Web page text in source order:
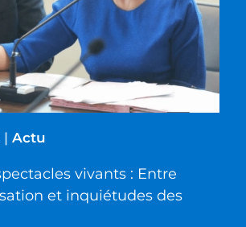
| Actu
vivants : Entre
et inquiétudes des